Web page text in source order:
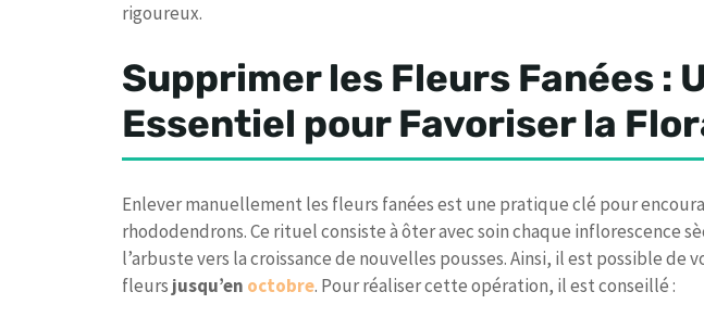
rigoureux.
Supprimer les Fleurs Fanées :
Essentiel pour Favoriser la
Enlever manuellement les fleurs fanées est une pratique clé pour
rhododendrons. Ce rituel consiste à ôter avec soin chaque inflorescence
l’arbuste vers la croissance de nouvelles pousses. Ainsi, il est possible de
fleursjusqu’en octobre. Pour réaliser cette opération, il est conseillé :